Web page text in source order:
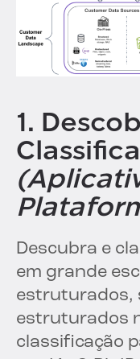
1.
Descubra e
em grande
estruturados,
estruturados
classificação